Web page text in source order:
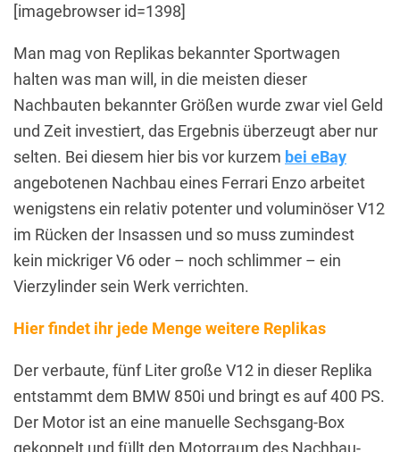
[imagebrowser id=1398]
Man mag von Replikas bekannter Sportwagen
halten was man will, in die meisten dieser
Nachbauten bekannter Größen wurde zwar viel Geld
und Zeit investiert, das Ergebnis überzeugt aber nur
selten. Bei diesem hier bis vor kurzem bei eBay
angebotenen Nachbau eines Ferrari Enzo arbeitet
wenigstens ein relativ potenter und voluminöser V12
im Rücken der Insassen und so muss zumindest
kein mickriger V6 oder – noch schlimmer – ein
Vierzylinder sein Werk verrichten.
Hier findet ihr jede Menge weitere Replikas
Der verbaute, fünf Liter große V12 in dieser Replika
entstammt dem BMW 850i und bringt es auf 400 PS.
Der Motor ist an eine manuelle Sechsgang-Box
gekoppelt und füllt den Motorraum des Nachbau-